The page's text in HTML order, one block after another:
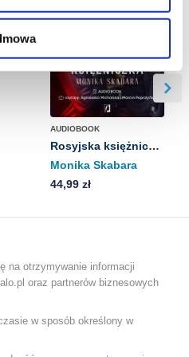
prywatności.
AUDIOBOOK
Rosyjska księżniczka. Dziedzictwo. Tom 1
Monika Skabara
44,99 zł
na otrzymywanie informacji
oraz partnerów biznesowych
w sposób określony w